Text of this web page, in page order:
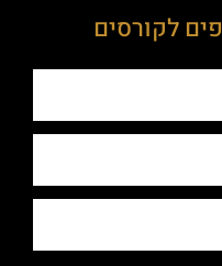
לקורסים